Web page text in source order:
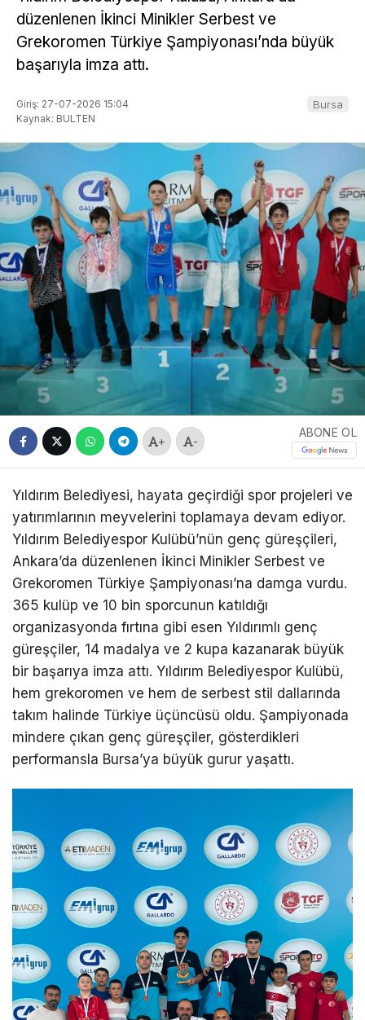
düzenlenen İkinci Minikler Serbest ve
Grekoromen Türkiye Şampiyonası’nda büyük
başarıyla imza attı.
Giriş: 27-07-2026 15:04
Kaynak: BULTEN
Bursa
+ -
ABONE OL
Yıldırım Belediyesi, hayata geçirdiği spor projeleri ve
yatırımlarının meyvelerini toplamaya devam ediyor.
Yıldırım Belediyespor Kulübü’nün genç güreşçileri,
Ankara’da düzenlenen İkinci Minikler Serbest ve
Grekoromen Türkiye Şampiyonası’na damga vurdu.
365 kulüp ve 10 bin sporcunun katıldığı
organizasyonda fırtına gibi esen Yıldırımlı genç
güreşçiler, 14 madalya ve 2 kupa kazanarak büyük
bir başarıya imza attı. Yıldırım Belediyespor Kulübü,
hem grekoromen ve hem de serbest stil dallarında
takım halinde Türkiye üçüncüsü oldu. Şampiyonada
mindere çıkan genç güreşçiler, gösterdikleri
performansla Bursa’ya büyük gurur yaşattı.